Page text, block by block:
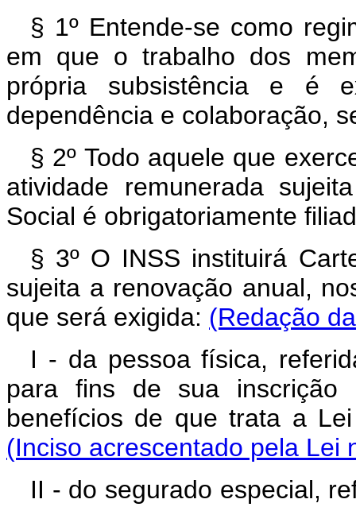
§ 1º Entende-se como
em que o trabalho dos
própria subsistência e é
dependência e colaboração,
§ 2º Todo aquele que
atividade remunerada
Social é obrigatoriamente
§ 3º O INSS instituirá
sujeita a renovação anual,
que será exigida: (Redação
I - da pessoa física,
para fins de sua inscrição
benefícios de que trata a
(Inciso acrescentado pela Lei
II - do segurado especial,